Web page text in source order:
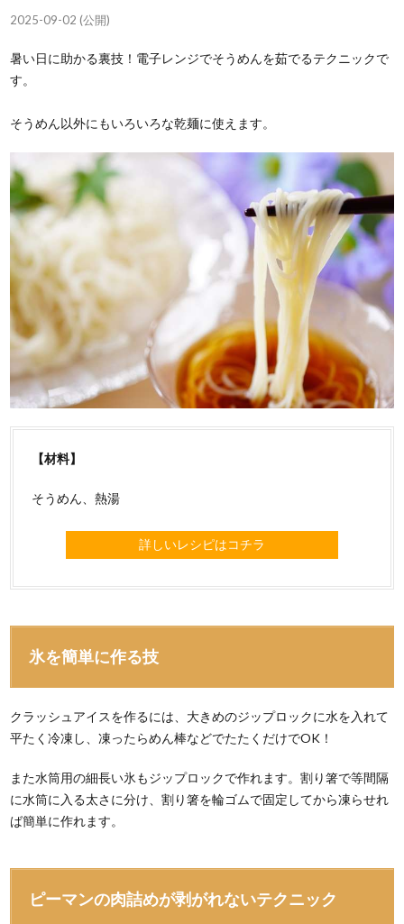
2025-09-02 (公開)
暑い日に助かる裏技！電子レンジでそうめんを茹でるテクニックで
す。
そうめん以外にもいろいろな乾麺に使えます。
【材料】
そうめん、熱湯
詳しいレシピはコチラ
氷を簡単に作る技
クラッシュアイスを作るには、大きめのジップロックに水を入れて
平たく冷凍し、凍ったらめん棒などでたたくだけでOK！
また水筒用の細長い氷もジップロックで作れます。割り箸で等間隔
に水筒に入る太さに分け、割り箸を輪ゴムで固定してから凍らせれ
ば簡単に作れます。
ピーマンの肉詰めが剥がれないテクニック